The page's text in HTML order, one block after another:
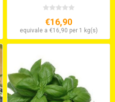
€16,90
equivale a €16,90 per 1 kg(s)